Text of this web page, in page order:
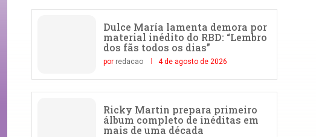
Dulce María lamenta demora por
material inédito do RBD: “Lembro
dos fãs todos os dias”
por redacao 4 de agosto de 2026
Ricky Martin prepara primeiro
álbum completo de inéditas em
mais de uma década